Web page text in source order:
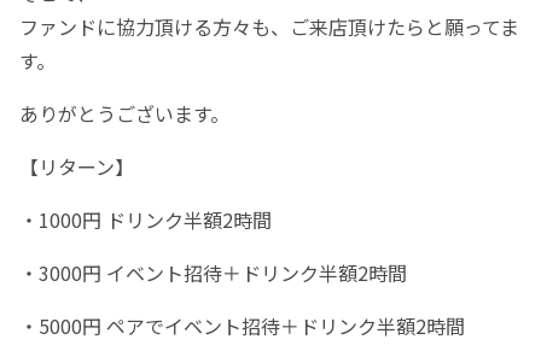
ファンドに協力頂ける方々も、ご来店頂けたらと願ってま
す。
ありがとうございます。
【リターン】
・1000円 ドリンク半額2時間
・3000円 イベント招待＋ドリンク半額2時間
・5000円 ペアでイベント招待＋ドリンク半額2時間